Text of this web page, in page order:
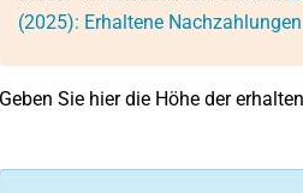
(2025): Erhaltene Nachzahlungen
Geben Sie hier die Höhe der